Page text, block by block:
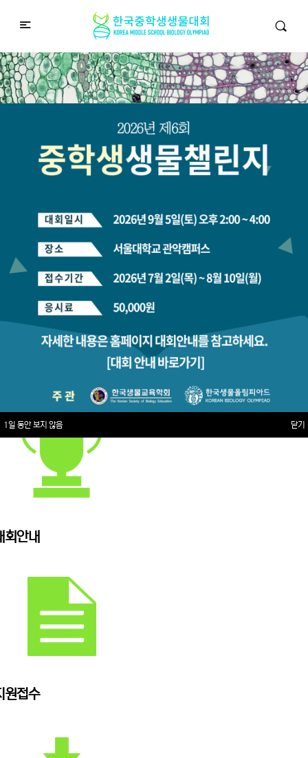
중학생생물챌린지
Middle School Korea Biology Olympiad
2026 대회 접수 안내
회안내
원접수
1일 동안 보지 않음 닫기